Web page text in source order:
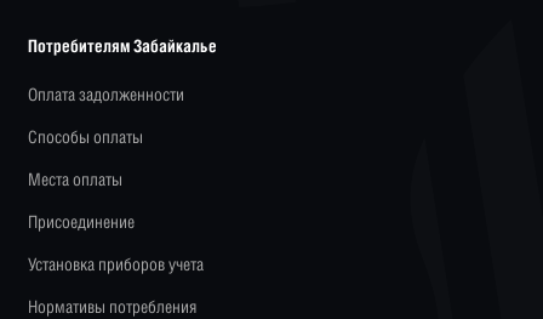
Потребителям Забайкалье
Оплата задолженности
Способы оплаты
Места оплаты
Присоединение
Установка приборов учета
Нормативы потребления